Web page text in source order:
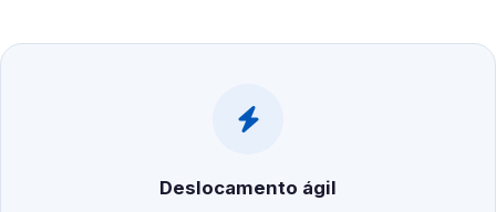
Deslocamento ágil